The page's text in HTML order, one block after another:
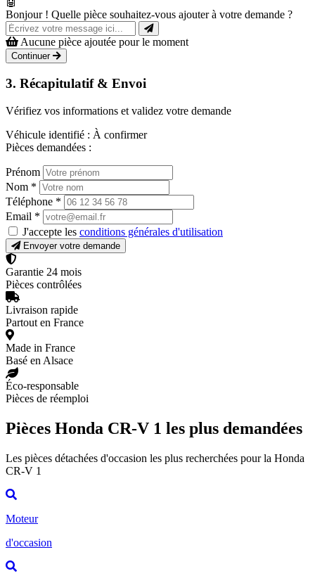
Bonjour ! Quelle pièce souhaitez-vous ajouter à votre demande ?
Aucune pièce ajoutée pour le moment
Continuer
3. Récapitulatif & Envoi
Vérifiez vos informations et validez votre demande
Véhicule identifié : À confirmer
Pièces demandées :
Prénom
Nom *
Téléphone *
Email *
J'accepte les conditions générales d'utilisation
Envoyer votre demande
Garantie 24 mois
Pièces contrôlées
Livraison rapide
Partout en France
Made in France
Basé en Alsace
Éco-responsable
Pièces de réemploi
Pièces Honda CR-V 1 les plus demandées
Les pièces détachées d'occasion les plus recherchées pour la Honda
CR-V 1
Moteur
d'occasion